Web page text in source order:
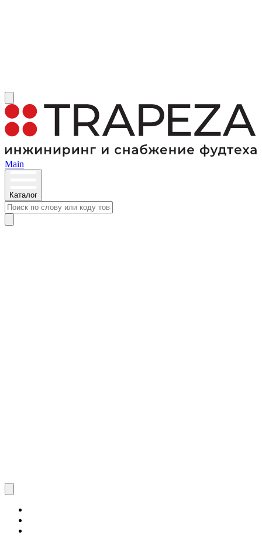
Main
Каталог